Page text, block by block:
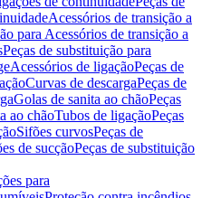
Acessórios de transição a
para Acessórios de transição a
Peças de substituição para
Acessórios de ligaçãoPeças de
Curvas de descargaPeças de
Golas de sanita ao chãoPeças
ao chãoTubos de ligaçãoPeças
Sifões curvosPeças de
de sucçãoPeças de substituição
para